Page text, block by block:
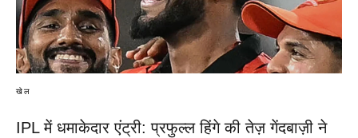
खेल
IPL में धमाकेदार एंट्री: प्रफुल्ल हिंगे की तेज़ गेंदबाज़ी ने